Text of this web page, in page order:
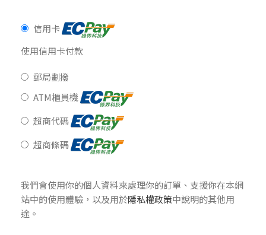
信用卡
使用信用卡付款
郵局劃撥
ATM櫃員機
超商代碼
超商條碼
我們會使用你的個人資料來處理你的訂單、支援你在本網
站中的使用體驗，以及用於隱私權政策中說明的其他用
途。